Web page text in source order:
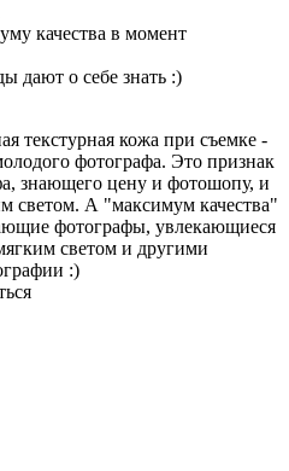
качества в момент
дают о себе знать :)
текстурная кожа при съемке -
фотографа. Это признак
знающего цену и фотошопу, и
светом. А "максимум качества"
фотографы, увлекающиеся
светом и другими
:)